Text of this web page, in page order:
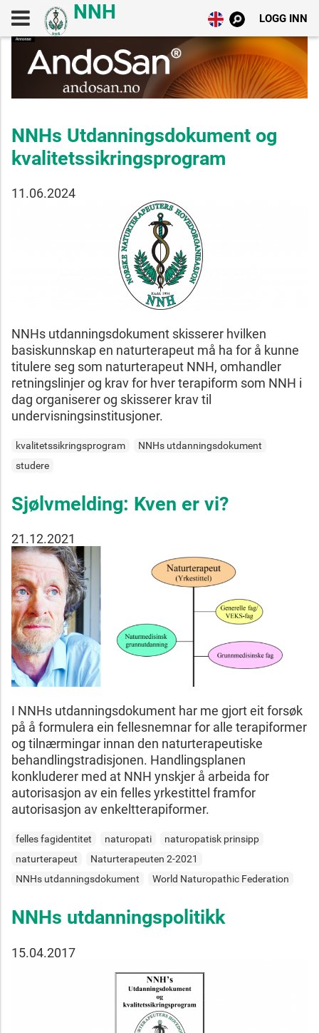
LOGG INN
NNHs Utdanningsdokument og
kvalitetssikringsprogram
11.06.2024
NNHs utdanningsdokument skisserer hvilken
basiskunnskap en naturterapeut må ha for å kunne
titulere seg som naturterapeut NNH, omhandler
retningslinjer og krav for hver terapiform som NNH i
dag organiserer og skisserer krav til
undervisningsinstitusjoner.
kvalitetssikringsprogram
NNHs utdanningsdokument
studere
Sjølvmelding: Kven er vi?
21.12.2021
I NNHs utdanningsdokument har me gjort eit forsøk
på å formulera ein fellesnemnar for alle terapiformer
og tilnærmingar innan den naturterapeutiske
behandlingstradisjonen. Handlingsplanen
konkluderer med at NNH ynskjer å arbeida for
autorisasjon av ein felles yrkestittel framfor
autorisasjon av enkeltterapiformer.
felles fagidentitet naturopati
naturopatisk prinsipp
naturterapeut
Naturterapeuten 2-2021
NNHs utdanningsdokument
World Naturopathic Federation
NNHs utdanningspolitikk
15.04.2017